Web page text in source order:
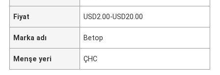
Fiyat USD2.00-USD20.00
Marka adı Betop
Menşe yeri ÇHC